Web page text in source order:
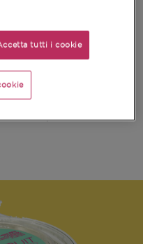
il mango e
golden.
anche durante
tutti i cookie